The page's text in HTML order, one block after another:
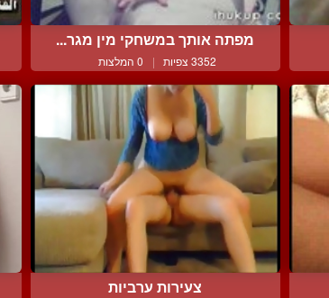
מפתה אותך במשחקי מין מגר...
3352 צפיות | 0 המלצות
צעירות ערביות